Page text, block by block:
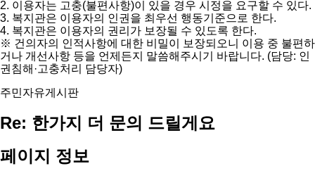
2. 이용자는 고충(불편사항)이 있을 경우 시정을 요구할 수 있다.
3. 복지관은 이용자의 인권을 최우선 행동기준으로 한다.
4. 복지관은 이용자의 권리가 보장될 수 있도록 한다.
※ 건의자의 인적사항에 대한 비밀이 보장되오니 이용 중 불편하
거나 개선사항 등을 언제든지 말씀해주시기 바랍니다. (담당: 인
권침해·고충처리 담당자)
주민자유게시판
Re: 한가지 더 문의 드릴게요
페이지 정보